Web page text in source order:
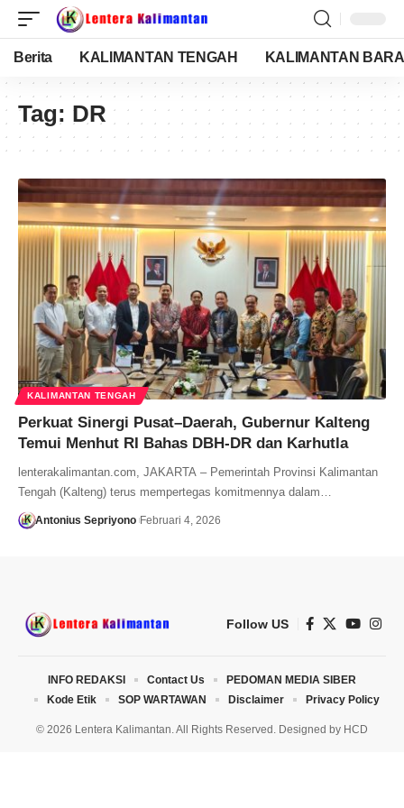
Berita KALIMANTAN TENGAH KALIMANTAN
Tag: DR
KALIMANTAN TENGAH
Perkuat Sinergi Pusat–Daerah, Gubernur Kalteng
Temui Menhut RI Bahas DBH-DR dan Karhutla
lenterakalimantan.com, JAKARTA – Pemerintah Provinsi Kalimantan
Tengah (Kalteng) terus mempertegas komitmennya dalam…
Antonius Sepriyono Februari 4, 2026
Follow US
© 2026 Lentera Kalimantan. All Rights Reserved. Designed by HCD
INFO REDAKSI Contact Us
PEDOMAN MEDIA SIBER
Kode Etik
SOP WARTAWAN Disclaimer Privacy Policy